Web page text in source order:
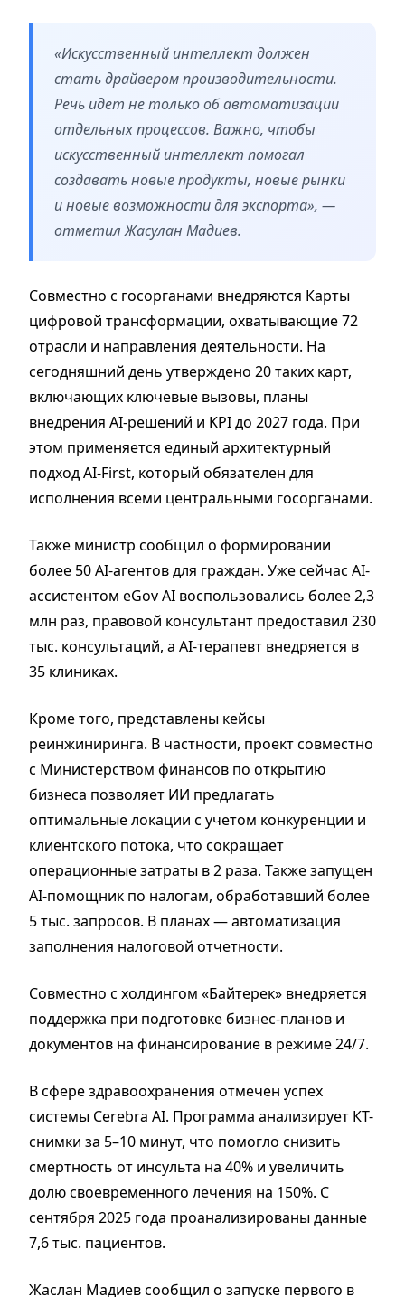
«Искусственный интеллект должен
стать драйвером производительности.
Речь идет не только об автоматизации
отдельных процессов. Важно, чтобы
искусственный интеллект помогал
создавать новые продукты, новые рынки
и новые возможности для экспорта», —
отметил Жасулан Мадиев.
Совместно с госорганами внедряются Карты
цифровой трансформации, охватывающие 72
отрасли и направления деятельности. На
сегодняшний день утверждено 20 таких карт,
включающих ключевые вызовы, планы
внедрения AI-решений и KPI до 2027 года. При
этом применяется единый архитектурный
подход AI-First, который обязателен для
исполнения всеми центральными госорганами.
Также министр сообщил о формировании
более 50 AI-агентов для граждан. Уже сейчас AI-
ассистентом eGov AI воспользовались более 2,3
млн раз, правовой консультант предоставил 230
тыс. консультаций, а AI-терапевт внедряется в
35 клиниках.
Кроме того, представлены кейсы
реинжиниринга. В частности, проект совместно
с Министерством финансов по открытию
бизнеса позволяет ИИ предлагать
оптимальные локации с учетом конкуренции и
клиентского потока, что сокращает
операционные затраты в 2 раза. Также запущен
AI-помощник по налогам, обработавший более
5 тыс. запросов. В планах — автоматизация
заполнения налоговой отчетности.
Совместно с холдингом «Байтерек» внедряется
поддержка при подготовке бизнес-планов и
документов на финансирование в режиме 24/7.
В сфере здравоохранения отмечен успех
системы Cerebra AI. Программа анализирует КТ-
снимки за 5–10 минут, что помогло снизить
смертность от инсульта на 40% и увеличить
долю своевременного лечения на 150%. С
сентября 2025 года проанализированы данные
7,6 тыс. пациентов.
Жаслан Мадиев сообщил о запуске первого в